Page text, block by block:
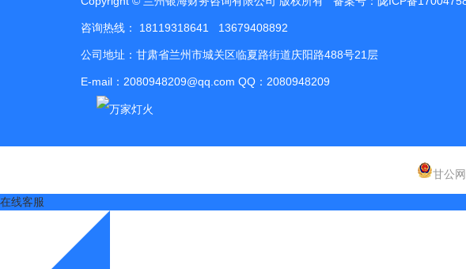
咨询热线： 18119318641 13679408892
公司地址：甘肃省兰州市城关区临夏路街道庆阳路488号21层
E-mail：2080948209@qq.com QQ：2080948209
甘公
在线客服